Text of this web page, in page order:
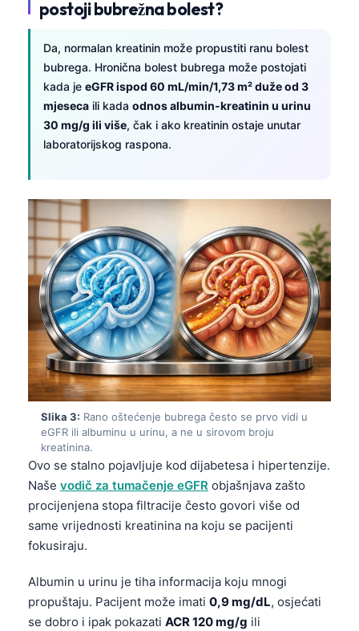
postoji bubrežna bolest?
Da, normalan kreatinin može propustiti ranu bolest
bubrega. Hronična bolest bubrega može postojati
kada je eGFR ispod 60 mL/min/1,73 m² duže od 3
mjeseca ili kada odnos albumin-kreatinin u urinu
30 mg/g ili više, čak i ako kreatinin ostaje unutar
laboratorijskog raspona.
Slika 3: Rano oštećenje bubrega često se prvo vidi u
eGFR ili albuminu u urinu, a ne u sirovom broju
kreatinina.
Ovo se stalno pojavljuje kod dijabetesa i hipertenzije.
Naše vodič za tumačenje eGFR objašnjava zašto
procijenjena stopa filtracije često govori više od
same vrijednosti kreatinina na koju se pacijenti
fokusiraju.
Albumin u urinu je tiha informacija koju mnogi
propuštaju. Pacijent može imati 0,9 mg/dL, osjećati
se dobro i ipak pokazati ACR 120 mg/g ili